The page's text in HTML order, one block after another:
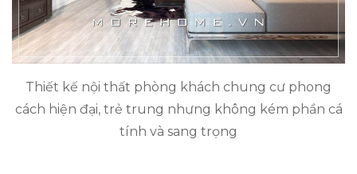
Thiết kế nội thất phòng khách chung cư phong
cách hiện đại, trẻ trung nhưng không kém phần cá
tính và sang trọng